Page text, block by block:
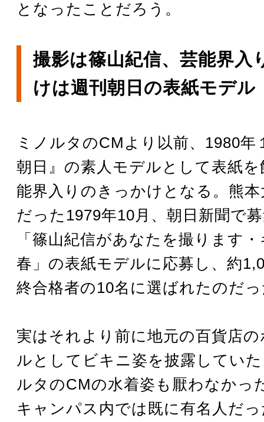
となったことだろう。
撮影は篠山紀信、芸能界入
けは週刊朝日の表紙モデル
ミノルタのCMより以前、1980年
朝日』の素人モデルとして表紙
能界入りのきっかけとなる。熊
だった1979年10月、朝日新聞で
「篠山紀信があなたを撮ります
春」の表紙モデルに応募し、約
終合格者の10名に選ばれたのだ
実はそれより前に地元の百貨店
ルとしてビキニ姿を披露してい
ルタのCMの水着姿も厭わなかっ
キャンパス内では既に有名人だ